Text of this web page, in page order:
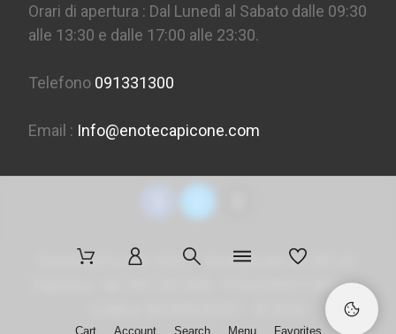
Orari di apertura : Dal Lunedì al Sabato dalle 09:30
alle 13:30 e dalle 17:00 alle 23:30.
Telefono 091331300
Email : Info@enotecapicone.com
Enoteca Picone S.R.L. - Via Marconi 36, 90141
Palermo - tel. 091 331300 - P.Iva 05957150823 -
Cart Account Search Menu Favorites